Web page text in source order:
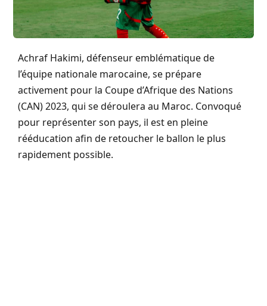
Achraf Hakimi, défenseur emblématique de
l’équipe nationale marocaine, se prépare
activement pour la Coupe d’Afrique des Nations
(CAN) 2023, qui se déroulera au Maroc. Convoqué
pour représenter son pays, il est en pleine
rééducation afin de retoucher le ballon le plus
rapidement possible.